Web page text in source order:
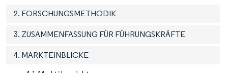
2. FORSCHUNGSMETHODIK
3. ZUSAMMENFASSUNG FÜR FÜHRUNGSKRÄFTE
4. MARKTEINBLICKE